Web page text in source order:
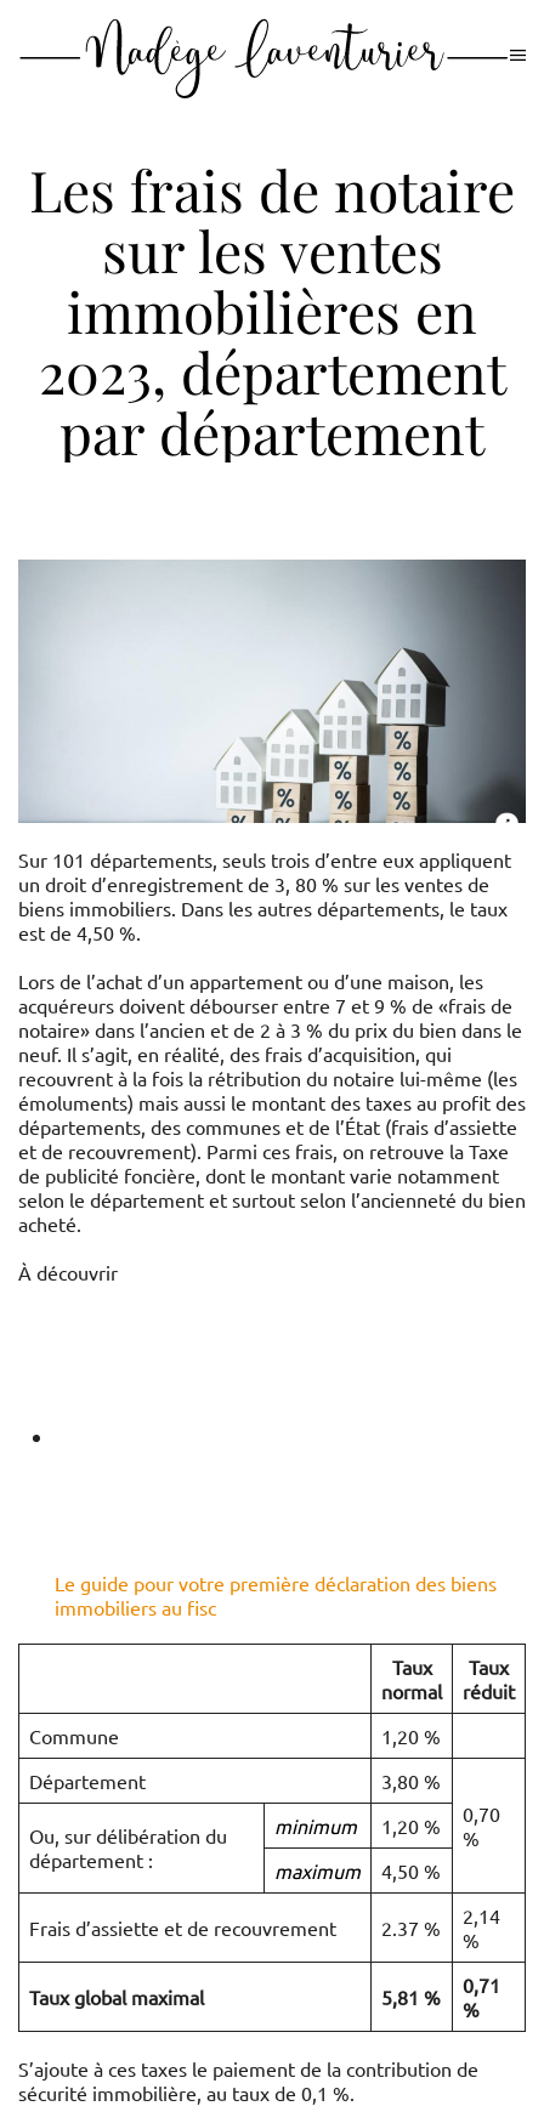
Passer
Les frais de notaire
sur les ventes
immobilières en
2023, département
par département
Sur 101 départements, seuls trois d’entre eux appliquent
un droit d’enregistrement de 3, 80 % sur les ventes de
biens immobiliers. Dans les autres départements, le taux
est de 4,50 %.
Lors de l’achat d’un appartement ou d’une maison, les
acquéreurs doivent débourser entre 7 et 9 % de «frais de
notaire» dans l’ancien et de 2 à 3 % du prix du bien dans le
neuf. Il s’agit, en réalité, des frais d’acquisition, qui
recouvrent à la fois la rétribution du notaire lui-même (les
émoluments) mais aussi le montant des taxes au profit des
départements, des communes et de l’État (frais d’assiette
et de recouvrement). Parmi ces frais, on retrouve la Taxe
de publicité foncière, dont le montant varie notamment
selon le département et surtout selon l’ancienneté du bien
acheté.
À découvrir
Le guide pour votre première déclaration des biens
immobiliers au fisc
Taux
normal
Taux
réduit
Commune
1,20 %
Département
3,80 %
0,70
%
Ou, sur délibération du
département :
minimum
1,20 %
maximum
4,50 %
Frais d’assiette et de recouvrement 2.37 %
2,14
%
Taux global maximal 5,81 %
0,71
%
S’ajoute à ces taxes le paiement de la contribution de
sécurité immobilière, au taux de 0,1 %.